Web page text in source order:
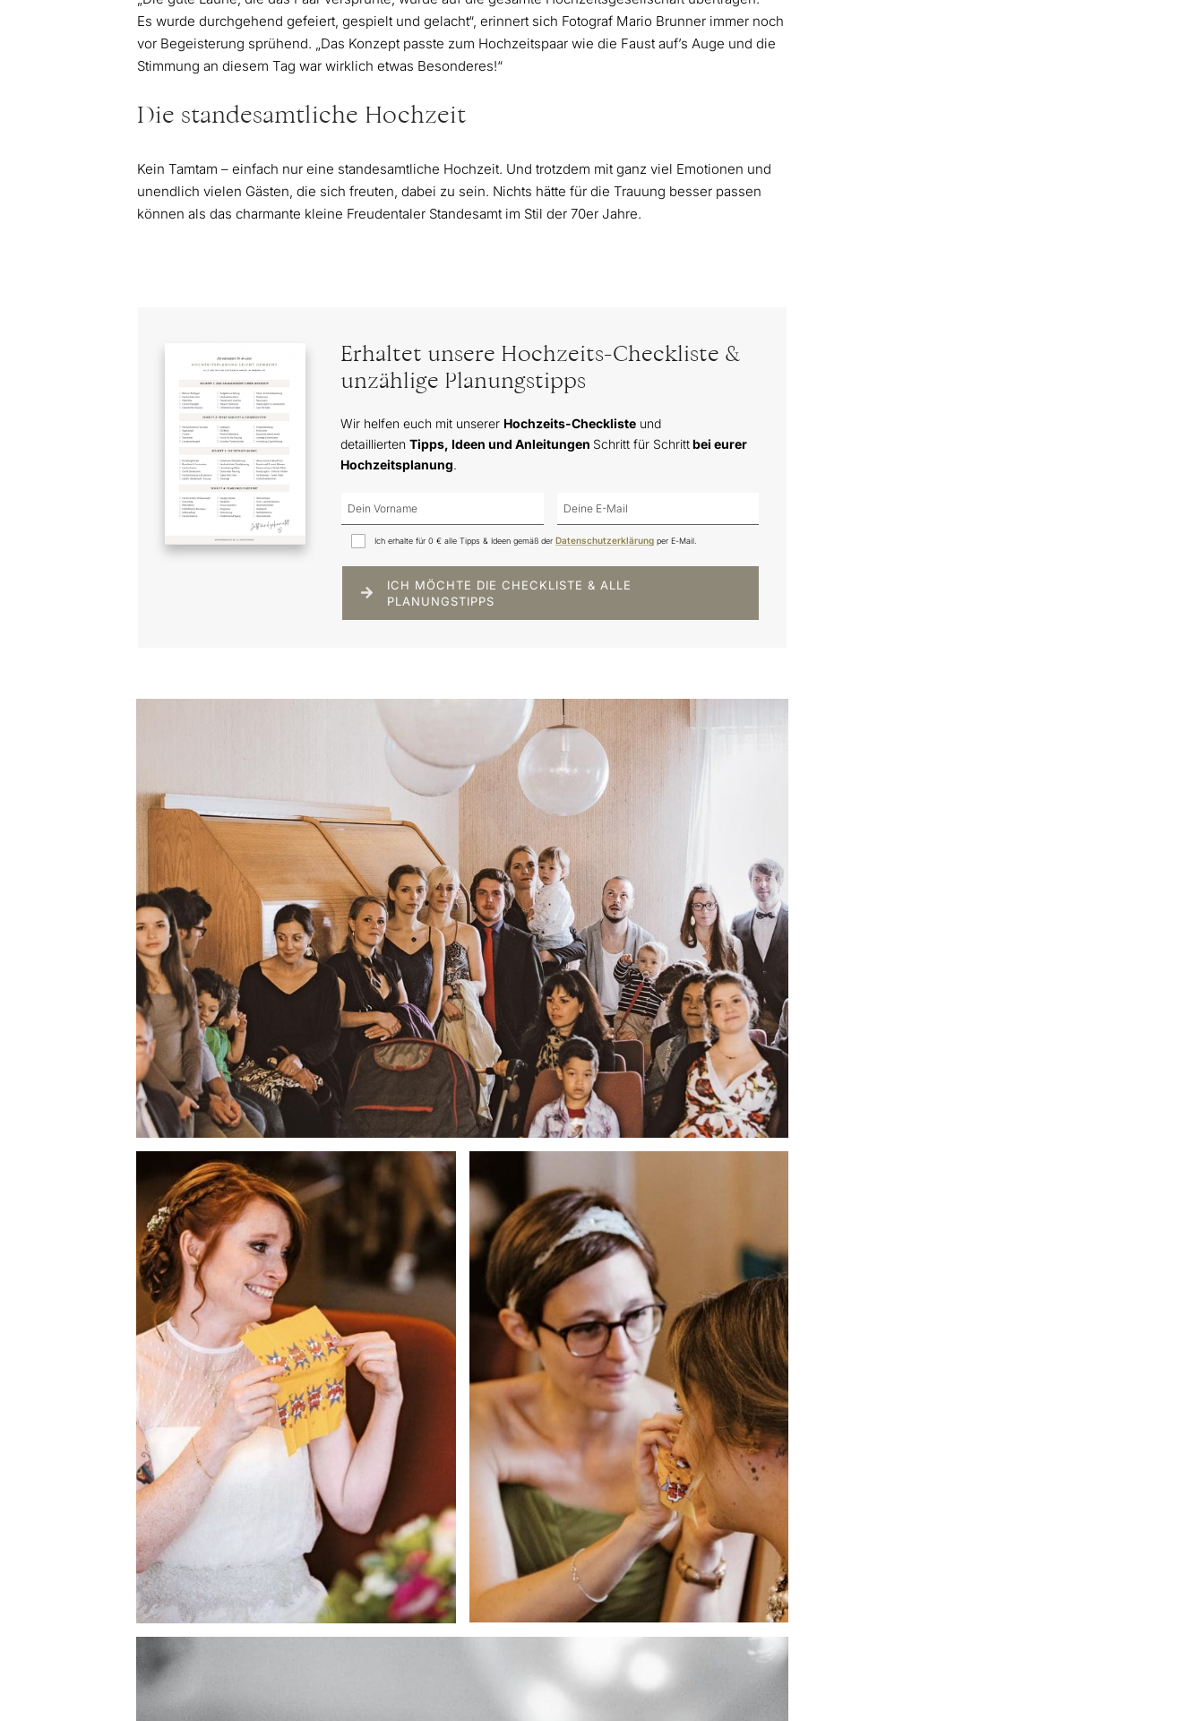
Es wurde durchgehend gefeiert, gespielt und gelacht“, erinnert sich Fotograf Mario Brunner immer noch
vor Begeisterung sprühend. „Das Konzept passte zum Hochzeitspaar wie die Faust auf’s Auge und die
Stimmung an diesem Tag war wirklich etwas Besonderes!“
Die standesamtliche Hochzeit
Kein Tamtam – einfach nur eine standesamtliche Hochzeit. Und trotzdem mit ganz viel Emotionen und
unendlich vielen Gästen, die sich freuten, dabei zu sein. Nichts hätte für die Trauung besser passen
können als das charmante kleine Freudentaler Standesamt im Stil der 70er Jahre.
Erhaltet unsere Hochzeits-Checkliste &
unzählige Planungstipps
Wir helfen euch mit unserer Hochzeits-Checkliste und
detailliertenTipps, Ideen und Anleitungen Schritt für Schrittbei eurer
Hochzeitsplanung.
Ich erhalte für 0 € alle Tipps & Ideen gemäß derDatenschutzerklärung per E-Mail.
ICH MÖCHTE DIE CHECKLISTE & ALLE
PLANUNGSTIPPS